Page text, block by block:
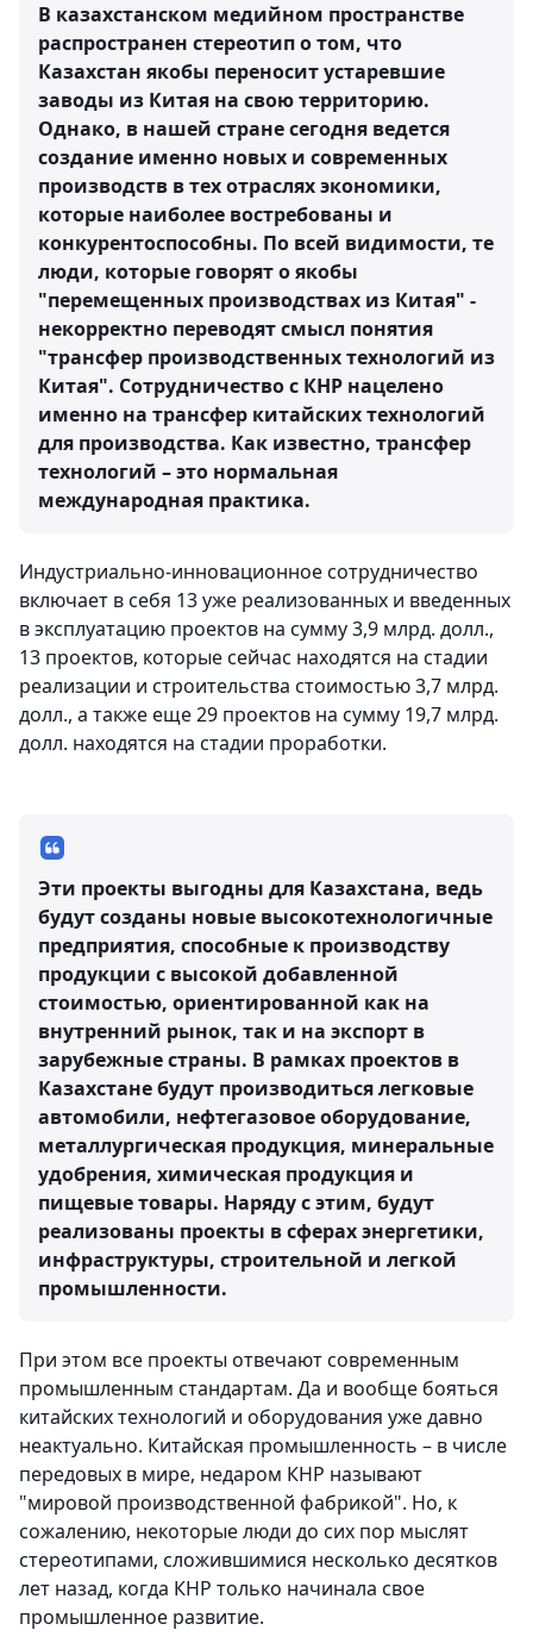
В казахстанском медийном пространстве
распространен стереотип о том, что
Казахстан якобы переносит устаревшие
заводы из Китая на свою территорию.
Однако, в нашей стране сегодня ведется
создание именно новых и современных
производств в тех отраслях экономики,
которые наиболее востребованы и
конкурентоспособны. По всей видимости, те
люди, которые говорят о якобы
"перемещенных производствах из Китая" -
некорректно переводят смысл понятия
"трансфер производственных технологий из
Китая". Сотрудничество с КНР нацелено
именно на трансфер китайских технологий
для производства. Как известно, трансфер
технологий – это нормальная
международная практика.
Индустриально-инновационное сотрудничество
включает в себя 13 уже реализованных и введенных
в эксплуатацию проектов на сумму 3,9 млрд. долл.,
13 проектов, которые сейчас находятся на стадии
реализации и строительства стоимостью 3,7 млрд.
долл., а также еще 29 проектов на сумму 19,7 млрд.
долл. находятся на стадии проработки.
Эти проекты выгодны для Казахстана, ведь
будут созданы новые высокотехнологичные
предприятия, способные к производству
продукции с высокой добавленной
стоимостью, ориентированной как на
внутренний рынок, так и на экспорт в
зарубежные страны. В рамках проектов в
Казахстане будут производиться легковые
автомобили, нефтегазовое оборудование,
металлургическая продукция, минеральные
удобрения, химическая продукция и
пищевые товары. Наряду с этим, будут
реализованы проекты в сферах энергетики,
инфраструктуры, строительной и легкой
промышленности.
При этом все проекты отвечают современным
промышленным стандартам. Да и вообще бояться
китайских технологий и оборудования уже давно
неактуально. Китайская промышленность – в числе
передовых в мире, недаром КНР называют
"мировой производственной фабрикой". Но, к
сожалению, некоторые люди до сих пор мыслят
стереотипами, сложившимися несколько десятков
лет назад, когда КНР только начинала свое
промышленное развитие.